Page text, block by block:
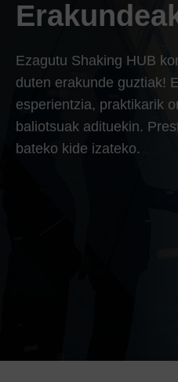
Ezagutu Shaking HUB
duten erakunde guztiak!
esperientzia, praktikarik
baliotsuak adituekin.
bateko kide izateko.